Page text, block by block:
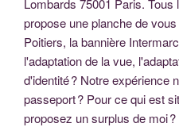
Lombards 75001 Paris.
propose une planche de
Poitiers, la bannière
l'adaptation de la vue,
d'identité ? Notre expérience
passeport ? Pour ce qui est
proposez un surplus de moi